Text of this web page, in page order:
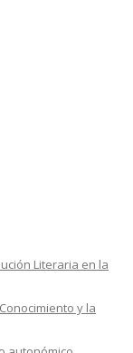
Literaria en la
y la